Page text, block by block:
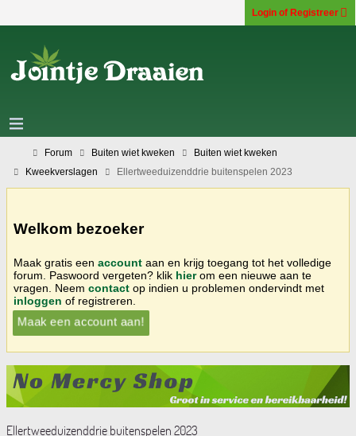
Login of Registreer
Forum Buiten wiet kweken
Buiten wiet kweken
Kweekverslagen
Ellertweeduizenddrie buitenspelen 2023
Welkom bezoeker
Maak gratis een account aan en krijg toegang tot het volledige
forum. Paswoord vergeten? klik hierom een nieuwe aan te
vragen. Neem contact op indien u problemen ondervindt met
inloggen of registreren.
Maak een account aan!
Ellertweeduizenddrie buitenspelen 2023